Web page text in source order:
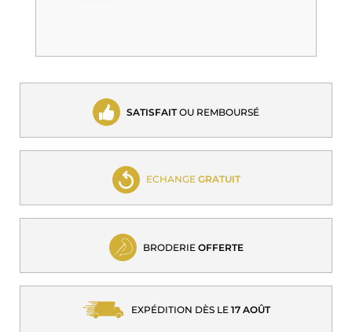
SATISFAITOU REMBOURSÉ
ECHANGE GRATUIT
BRODERIE OFFERTE
EXPÉDITION DÈS LE 17 AOÛT